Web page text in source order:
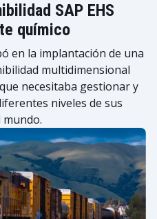
SAP EHS
químico
en la implantación de una
multidimensional
necesitaba gestionar y
niveles de sus